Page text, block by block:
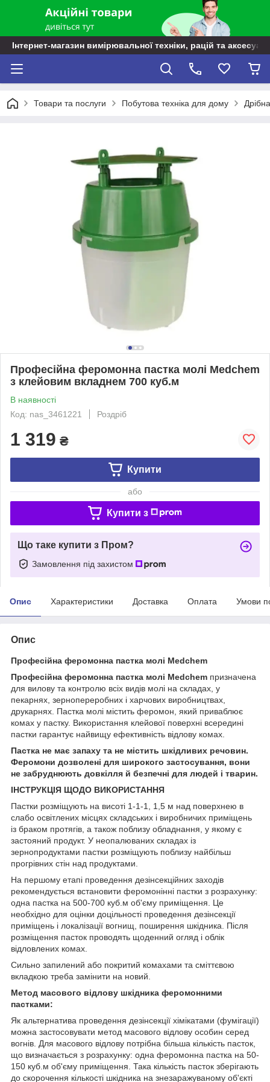
Інтернет-магазин вимірювальної техніки, рацій та
Товари та послуги Побутова техніка для дому
Професійна феромонна пастка молі Medchem
з клейовим вкладнем 700 куб.м
В наявності
Код: nas_3461221
Роздріб
1 319 ₴
Купити
або
Купити з
Що таке купити з Пром?
Замовлення під захистом
Опис Характеристики Доставка Оплата Умови
Опис
Професійна феромонна пастка молі Medchem
Професійна феромонна пастка молі Medchem призначена
для вилову та контролю всіх видів молі на складах, у
пекарнях, зернопереробних і харчових виробництвах,
друкарнях. Пастка молі містить феромон, який приваблює
комах у пастку. Використання клейової поверхні всередині
пастки гарантує найвищу ефективність відлову комах.
Пастка не має запаху та не містить шкідливих речовин.
Феромони дозволені для широкого застосування, вони
не забруднюють довкілля й безпечні для людей і тварин.
ІНСТРУКЦІЯ ЩОДО ВИКОРИСТАННЯ
Пастки розміщують на висоті 1-1-1, 1,5 м над поверхнею в
слабо освітлених місцях складських і виробничих приміщень
із браком протягів, а також поблизу обладнання, у якому є
застояний продукт. У неопалюваних складах із
зернопродуктами пастки розміщують поблизу найбільш
прогрівних стін над продуктами.
На першому етапі проведення дезінсекційних заходів
рекомендується встановити феромонінні пастки з розрахунку:
одна пастка на 500-700 куб.м об'єму приміщення. Це
необхідно для оцінки доцільності проведення дезінсекції
приміщень і локалізації вогнищ, поширення шкідника. Після
розміщення пасток проводять щоденний огляд і облік
відловлених комах.
Сильно запилений або покритий комахами та сміттєвою
вкладкою треба замінити на новий.
Метод масового відлову шкідника феромонними
пастками:
Як альтернатива проведення дезінсекції хімікатами (фумігації)
можна застосовувати метод масового відлову особин серед
вогнів. Для масового відлову потрібна більша кількість пасток,
що визначається з розрахунку: одна феромонна пастка на 50-
150 куб.м об'єму приміщення. Така кількість пасток зберігають
до скорочення кількості шкідника на знезаражуваному об'єкті